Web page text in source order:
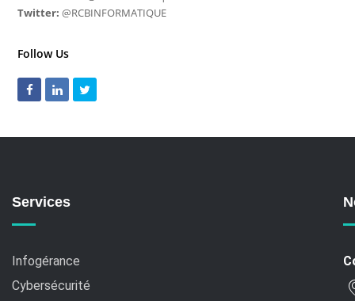
Twitter: @RCBINFORMATIQUE
Follow Us
Services
Infogérance
Cybersécurité